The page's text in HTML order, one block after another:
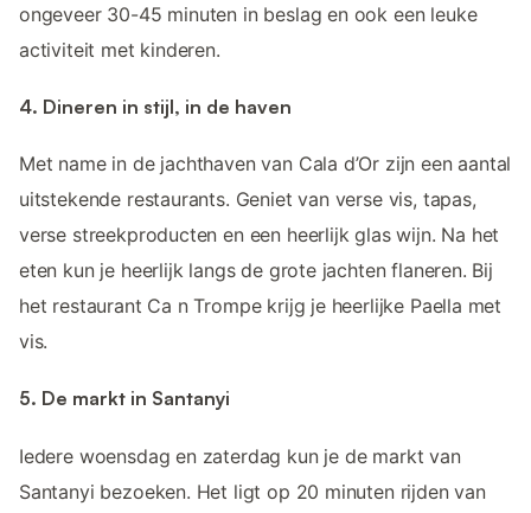
ongeveer 30-45 minuten in beslag en ook een leuke
activiteit met kinderen.
4. Dineren in stijl, in de haven
Met name in de jachthaven van Cala d’Or zijn een aantal
uitstekende restaurants. Geniet van verse vis, tapas,
verse streekproducten en een heerlijk glas wijn. Na het
eten kun je heerlijk langs de grote jachten flaneren. Bij
het restaurant Ca n Trompe krijg je heerlijke Paella met
vis.
5. De markt in Santanyi
Iedere woensdag en zaterdag kun je de markt van
Santanyi bezoeken. Het ligt op 20 minuten rijden van